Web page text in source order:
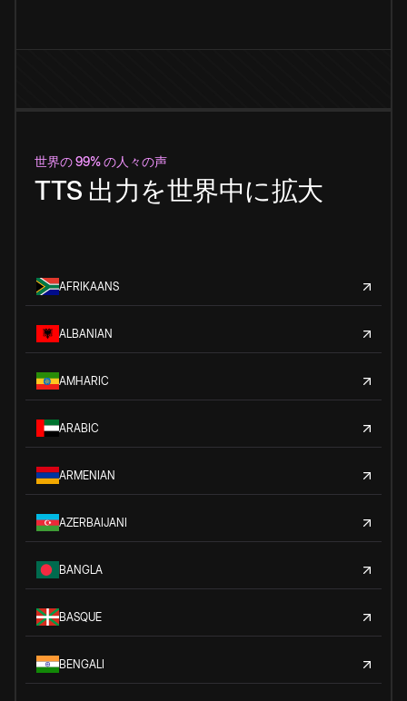
世界の 99% の人々の声
TTS 出力を世界中に拡大
AFRIKAANS
ALBANIAN
AMHARIC
ARABIC
ARMENIAN
AZERBAIJANI
BANGLA
BASQUE
BENGALI